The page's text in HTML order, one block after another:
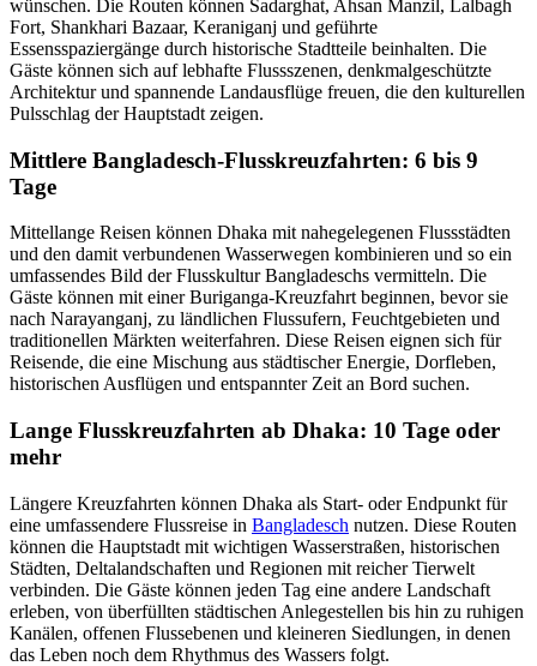
wünschen. Die Routen können Sadarghat, Ahsan Manzil, Lalbagh
Fort, Shankhari Bazaar, Keraniganj und geführte
Essensspaziergänge durch historische Stadtteile beinhalten. Die
Gäste können sich auf lebhafte Flussszenen, denkmalgeschützte
Architektur und spannende Landausflüge freuen, die den kulturellen
Pulsschlag der Hauptstadt zeigen.
Mittlere Bangladesch-Flusskreuzfahrten: 6 bis 9
Tage
Mittellange Reisen können Dhaka mit nahegelegenen Flussstädten
und den damit verbundenen Wasserwegen kombinieren und so ein
umfassendes Bild der Flusskultur Bangladeschs vermitteln. Die
Gäste können mit einer Buriganga-Kreuzfahrt beginnen, bevor sie
nach Narayanganj, zu ländlichen Flussufern, Feuchtgebieten und
traditionellen Märkten weiterfahren. Diese Reisen eignen sich für
Reisende, die eine Mischung aus städtischer Energie, Dorfleben,
historischen Ausflügen und entspannter Zeit an Bord suchen.
Lange Flusskreuzfahrten ab Dhaka: 10 Tage oder
mehr
Längere Kreuzfahrten können Dhaka als Start- oder Endpunkt für
eine umfassendere Flussreise in Bangladesch nutzen. Diese Routen
können die Hauptstadt mit wichtigen Wasserstraßen, historischen
Städten, Deltalandschaften und Regionen mit reicher Tierwelt
verbinden. Die Gäste können jeden Tag eine andere Landschaft
erleben, von überfüllten städtischen Anlegestellen bis hin zu ruhigen
Kanälen, offenen Flussebenen und kleineren Siedlungen, in denen
das Leben noch dem Rhythmus des Wassers folgt.